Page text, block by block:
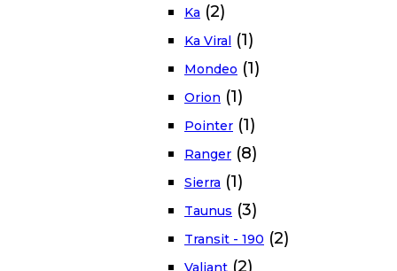
Ka (2)
Ka Viral (1)
Mondeo (1)
Orion (1)
Pointer (1)
Ranger (8)
Sierra (1)
Taunus (3)
Transit - 190 (2)
Valiant (2)